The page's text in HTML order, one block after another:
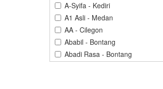
Jakarta
Kediri
A-Syifa - Kediri
A1 Asli - Medan
AA - Cilegon
Ababil - Bontang
Abadi Rasa - Bontang